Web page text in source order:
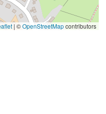
| ©OpenStreetMapcontributors